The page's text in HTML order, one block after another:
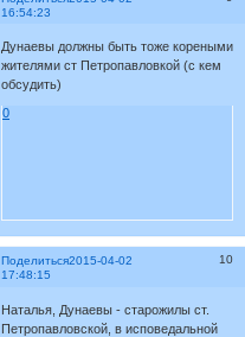
16:54:23
Дунаевы должны быть тоже кореными
жителями ст Петропавловкой (с кем
обсудить)
0
Поделиться 10
2015-04-02
17:48:15
Наталья, Дунаевы - старожилы ст.
Петропавловской, в исповедальной